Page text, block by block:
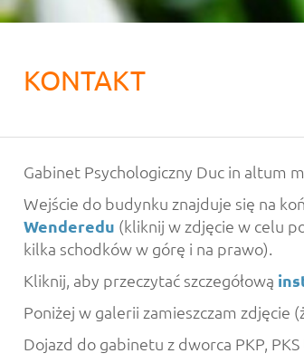
KONTAKT
Gabinet Psychologiczny Duc in altum
Wejście do budynku znajduje się na
Wenderedu (kliknij w zdjęcie w celu
kilka schodków w górę i na prawo).
Kliknij, aby przeczytać szczegółową
Poniżej w galerii zamieszczam
Dojazd do gabinetu z dworca PKP,